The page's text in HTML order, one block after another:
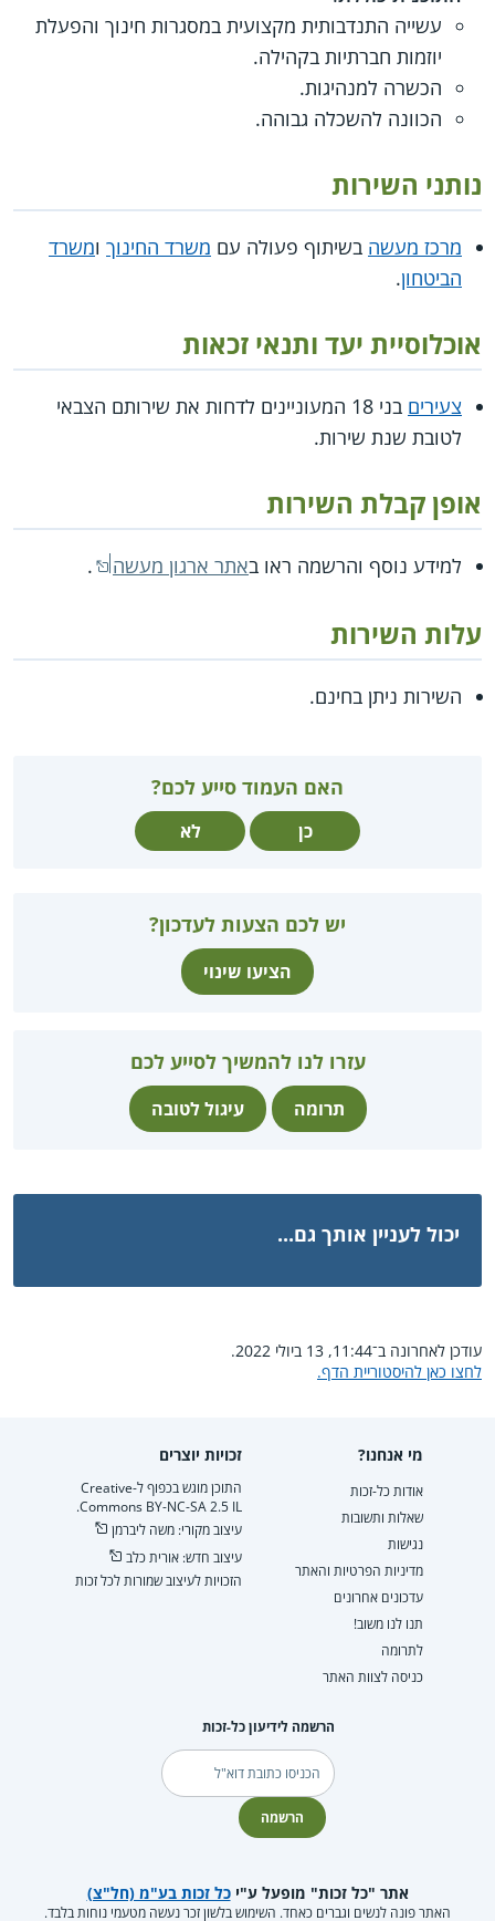
עשייה התנדבותית מקצועית במסגרות חינוך והפעלת
יוזמות חברתיות בקהילה.
הכשרה למנהיגות.
הכוונה להשכלה גבוהה.
נותני השירות
מרכז מעשה בשיתוף פעולה עם משרד החינוך ומשרד
הביטחון.
אוכלוסיית יעד ותנאי זכאות
צעירים
בני 18 המעוניינים לדחות את שירותם הצבאי
לטובת שנת שירות.
אופן קבלת השירות
למידע נוסף והרשמה ראו באתר ארגון מעשה .
עלות השירות
השירות ניתן בחינם.
האם העמוד סייע לכם?
כן לא
יש לכם הצעות לעדכון?
הציעו שינוי
עזרו לנו להמשיך לסייע לכם
תרומה עיגול לטובה
יכול לעניין אותך גם...
עודכן לאחרונה ב־11:44, 13 ביולי 2022.
לחצו כאן להיסטוריית הדף.
מי אנחנו?
אודות כל-זכות
שאלות ותשובות
נגישות
מדיניות הפרטיות והאתר
עדכונים אחרונים
תנו לנו משוב!
לתרומה
כניסה לצוות האתר
זכויות יוצרים
התוכן מוגש בכפוף ל-Creative
Commons BY-NC-SA 2.5 IL.
עיצוב מקורי: משה ליברמן
עיצוב חדש: אורית כלב
הזכויות לעיצוב שמורות לכל זכות
הרשמה לידיעון כל-זכות
דוא"ל
הרשמה
אתר "כל זכות" מופעל ע"יכל זכות בע"מ (חל"צ)
האתר פונה לנשים וגברים כאחד. השימוש בלשון זכר נעשה מטעמי נוחות בלבד.